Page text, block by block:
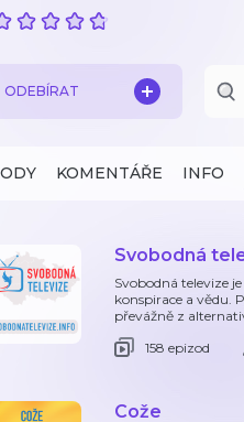
ODEBÍRAT
KOMENTÁŘE INFO
Svobodná
Svobodná televize
konspirace a vědu.
převážně z
158 epizod
Cože